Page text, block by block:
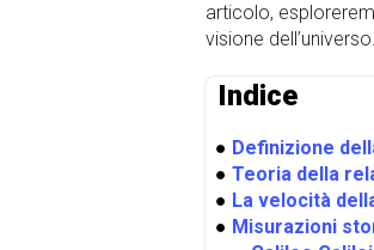
articolo,
visione dell’universo.
Indice
● Definizione
● Teoria della
● La velocità
● Misurazioni